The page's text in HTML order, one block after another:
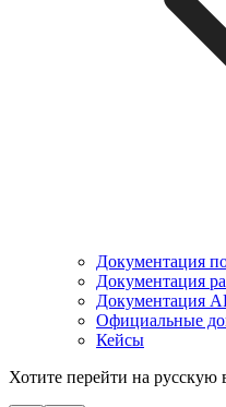
Документация
Документация
Документация
Официальные
Кейсы
Хотите перейти на русскую